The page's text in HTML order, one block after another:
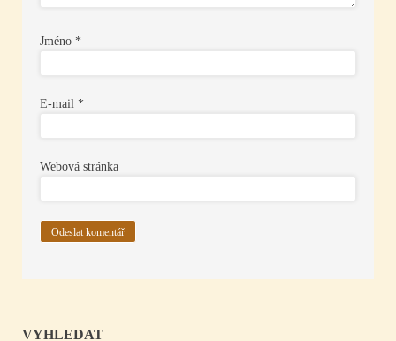
Jméno *
E-mail *
Webová stránka
VYHLEDAT